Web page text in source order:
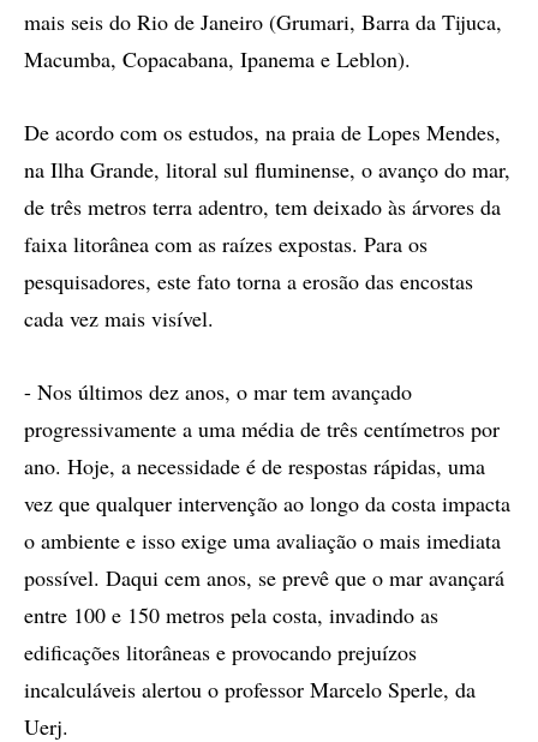
mais seis do Rio de Janeiro (Grumari, Barra da Tijuca,
Macumba, Copacabana, Ipanema e Leblon).
De acordo com os estudos, na praia de Lopes Mendes,
na Ilha Grande, litoral sul fluminense, o avanço do mar,
de três metros terra adentro, tem deixado às árvores da
faixa litorânea com as raízes expostas. Para os
pesquisadores, este fato torna a erosão das encostas
cada vez mais visível.
- Nos últimos dez anos, o mar tem avançado
progressivamente a uma média de três centímetros por
ano. Hoje, a necessidade é de respostas rápidas, uma
vez que qualquer intervenção ao longo da costa impacta
o ambiente e isso exige uma avaliação o mais imediata
possível. Daqui cem anos, se prevê que o mar avançará
entre 100 e 150 metros pela costa, invadindo as
edificações litorâneas e provocando prejuízos
incalculáveis alertou o professor Marcelo Sperle, da
Uerj.